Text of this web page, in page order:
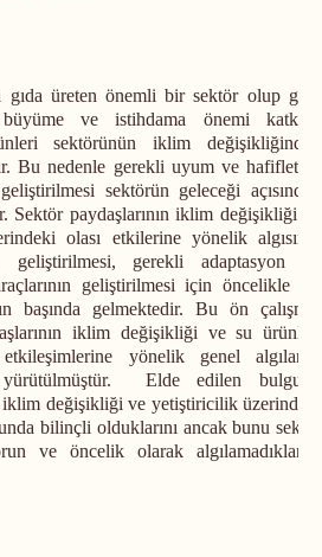
üreten önemli bir sektör olup gıda
ve istihdama önemi katkıda
sektörünün iklim değişikliğinden
Bu nedenle gerekli uyum ve hafifletme
sektörün geleceği açısından
Sektör paydaşlarının iklim değişikliği ve
olası etkilerine yönelik algısının
geliştirilmesi, gerekli adaptasyon ve
geliştirilmesi için öncelikle ele
başında gelmektedir. Bu ön çalışma;
iklim değişikliği ve su ürünleri
yönelik genel algılarını
yürütülmüştür. Elde edilen bulgular
iklim değişikliği ve yetiştiricilik üzerindeki
bilinçli olduklarını ancak bunu sektör
ve öncelik olarak algılamadıklarını